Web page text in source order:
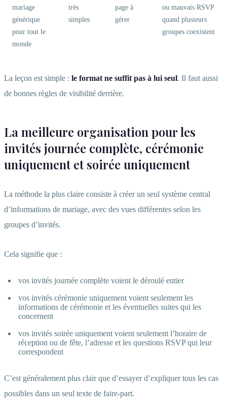
mariage
générique
pour tout le
monde
très
simples
page à
gérer
ou mauvais RSVP
quand plusieurs
groupes coexistent
La leçon est simple : le format ne suffit pas à lui seul. Il faut aussi
de bonnes règles de visibilité derrière.
La meilleure organisation pour les
invités journée complète, cérémonie
uniquement et soirée uniquement
La méthode la plus claire consiste à créer un seul système central
d’informations de mariage, avec des vues différentes selon les
groupes d’invités.
Cela signifie que :
vos invités journée complète voient le déroulé entier
vos invités cérémonie uniquement voient seulement les
informations de cérémonie et les éventuelles suites qui les
concernent
vos invités soirée uniquement voient seulement l’horaire de
réception ou de fête, l’adresse et les questions RSVP qui leur
correspondent
C’est généralement plus clair que d’essayer d’expliquer tous les cas
possibles dans un seul texte de faire-part.